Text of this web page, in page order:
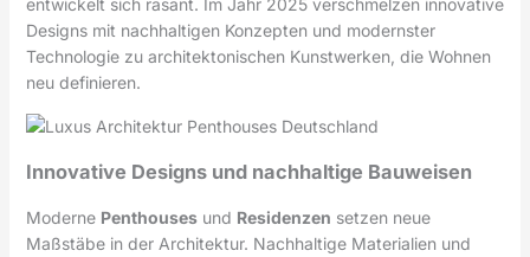
Designs mit nachhaltigen Konzepten und modernster
Technologie zu architektonischen Kunstwerken, die Wohnen
neu definieren.
Innovative Designs und nachhaltige Bauweisen
Moderne Penthousesund Residenzen setzen neue
Maßstäbe in der Architektur. Nachhaltige Materialien und